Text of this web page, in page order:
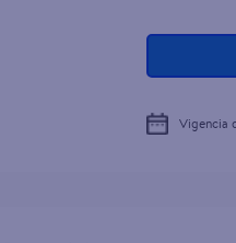
Vigencia